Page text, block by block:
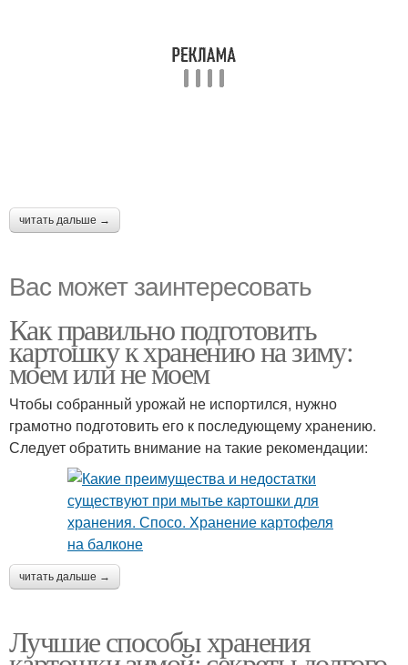
читать дальше →
Вас может заинтересовать
Как правильно подготовить
картошку к хранению на зиму:
моем или не моем
Чтобы собранный урожай не испортился, нужно
грамотно подготовить его к последующему хранению.
Следует обратить внимание на такие рекомендации:
читать дальше →
Лучшие способы хранения